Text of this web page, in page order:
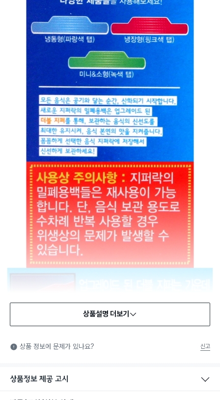
식품용 기구: 식품위생법에서 정한 규격에 따라 제조되어 식품 또
는 식품첨가물에 사용할 수 있는 식품용기구라는 표시입니다.
상품설명 더보기
상품 정보에 문제가 있나요? 신고
상품정보 제공 고시